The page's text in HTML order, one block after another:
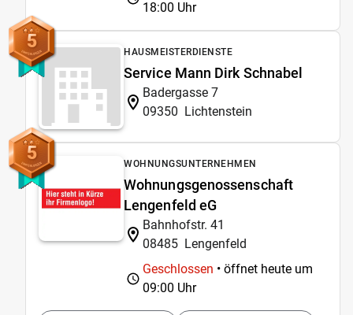
18:00 Uhr
5 HAUSMEISTERDIENSTE
Service Mann Dirk Schnabel
Badergasse 7
09350 Lichtenstein
5 WOHNUNGSUNTERNEHMEN
Wohnungsgenossenschaft
Lengenfeld eG
Bahnhofstr. 41
08485 Lengenfeld
Geschlossen • öffnet heute um
09:00 Uhr